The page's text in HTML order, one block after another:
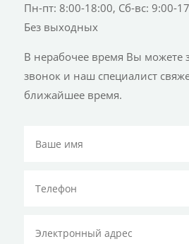
Пн-пт: 8:00-18:00, Сб-вс: 9:00-
Без выходных
В нерабочее время Вы можете
звонок и наш специалист
ближайшее время.